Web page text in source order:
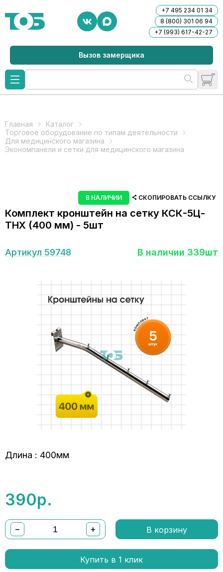
+7 495 234 01 34
8 (800) 301 06 94
+7 (993) 617-42-27
Вызов замерщика
Главная
Каталог
Торговое оборудование по типам деятельности
Для медицинского магазина
Экономпанели и сетки для медицинского магазина
В НАЛИЧИИ СКОПИРОВАТЬ ССЫЛКУ
Комплект кронштейн на сетку КСК-5Ц-
ТНХ (400 мм) - 5шт
Артикул 59748 В наличии 339шт
Длина : 400мм
390р.
− + В корзину
Купить в 1 клик